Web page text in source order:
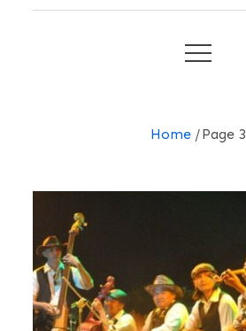
Home Page 3